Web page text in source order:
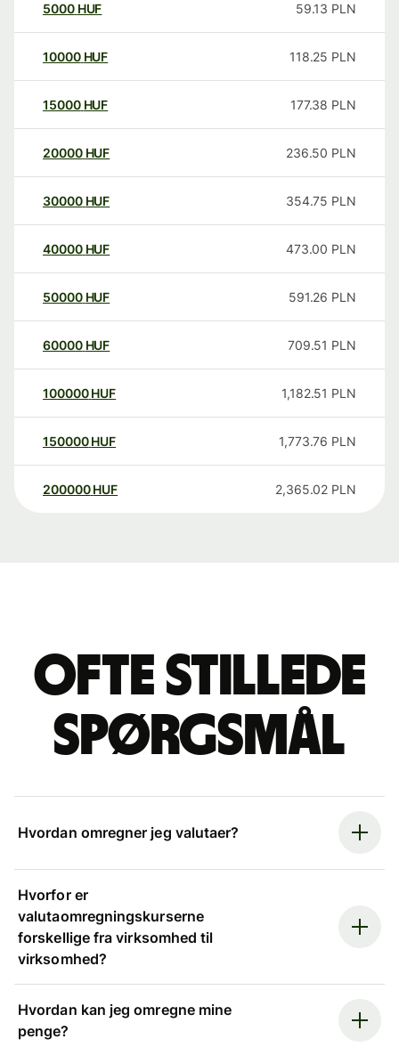
5000 HUF 59.13 PLN
10000 HUF 118.25 PLN
15000 HUF 177.38 PLN
20000 HUF 236.50 PLN
30000 HUF 354.75 PLN
40000 HUF 473.00 PLN
50000 HUF 591.26 PLN
60000 HUF 709.51 PLN
100000 HUF 1,182.51 PLN
150000 HUF 1,773.76 PLN
200000 HUF 2,365.02 PLN
Ofte stillede
spørgsmål
Hvordan omregner jeg valutaer?
Hvorfor er
valutaomregningskurserne
forskellige fra virksomhed til
virksomhed?
Hvordan kan jeg omregne mine
penge?